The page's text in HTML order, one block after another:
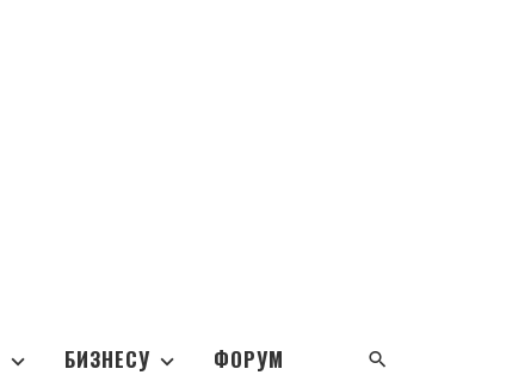
БИЗНЕСУ ФОРУМ